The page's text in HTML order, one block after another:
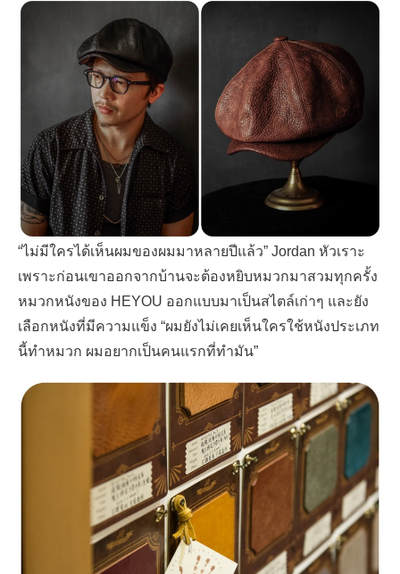
“ไม่มีใครได้เห็นผมของผมมาหลายปีแล้ว” Jordan หัวเราะ
เพราะก่อนเขาออกจากบ้านจะต้องหยิบหมวกมาสวมทุกครั้ง
หมวกหนังของ HEYOU ออกแบบมาเป็นสไตล์เก่าๆ และยัง
เลือกหนังที่มีความแข็ง “ผมยังไม่เคยเห็นใครใช้หนังประเภท
นี้ทำหมวก ผมอยากเป็นคนแรกที่ทำมัน”